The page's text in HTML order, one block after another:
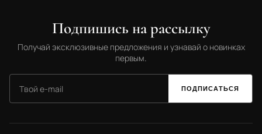
Подпишись на рассылку
Получай эксклюзивные предложения и узнавай о новинках
первым.
ПОДПИСАТЬСЯ